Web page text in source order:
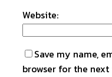
Website:
Save my name,
browser for the